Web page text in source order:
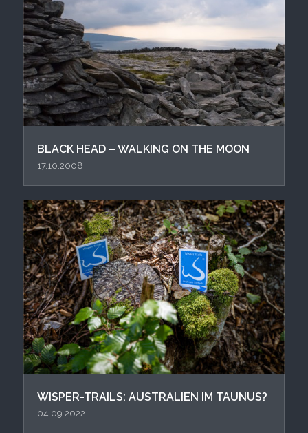
BLACK HEAD – WALKING ON THE MOON
17.10.2008
WISPER-TRAILS: AUSTRALIEN IM TAUNUS?
04.09.2022